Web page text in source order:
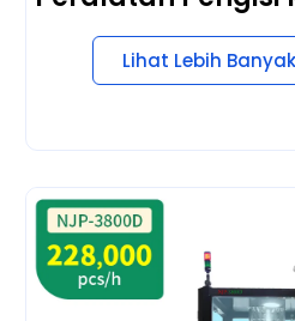
Lihat Lebih Banyak